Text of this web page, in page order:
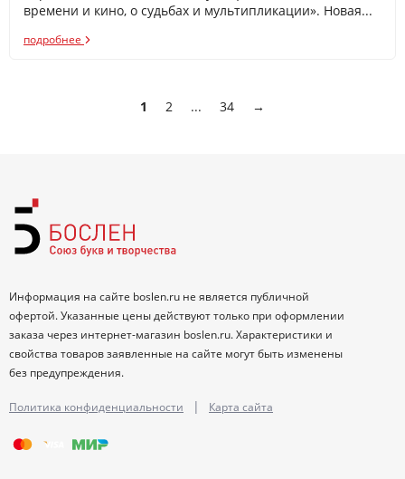
времени и кино, о судьбах и мультипликации». Новая...
подробнее
1 2 ... 34 →
Информация на сайте boslen.ru не является публичной
офертой. Указанные цены действуют только при оформлении
заказа через интернет-магазин boslen.ru. Характеристики и
свойства товаров заявленные на сайте могут быть изменены
без предупреждения.
Политика конфиденциальности | Карта сайта